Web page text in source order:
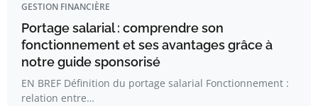
GESTION FINANCIÈRE
Portage salarial : comprendre son
fonctionnement et ses avantages grâce à
notre guide sponsorisé
EN BREF Définition du portage salarial Fonctionnement :
relation entre…